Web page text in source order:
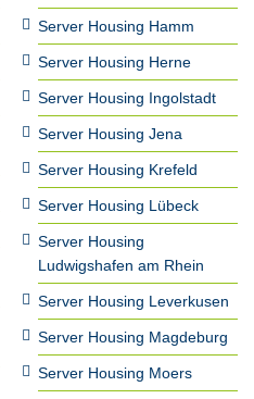
Server Housing Hamm
Server Housing Herne
Server Housing Ingolstadt
Server Housing Jena
Server Housing Krefeld
Server Housing Lübeck
Server Housing
Ludwigshafen am Rhein
Server Housing Leverkusen
Server Housing Magdeburg
Server Housing Moers